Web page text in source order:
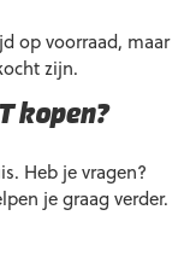
op voorraad, maar
zijn.
kopen?
Heb je vragen?
je graag verder.